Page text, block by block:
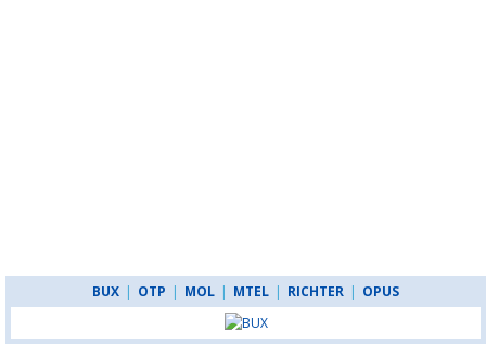
BUX | OTP | MOL | MTEL | RICHTER | OPUS